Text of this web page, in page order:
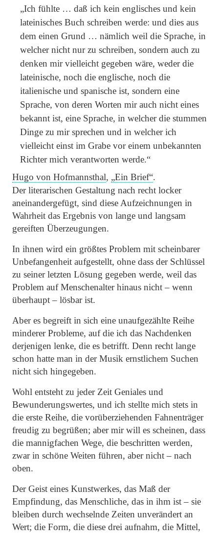
„Ich fühlte … daß ich kein englisches und kein
lateinisches Buch schreiben werde: und dies aus
dem einen Grund … nämlich weil die Sprache, in
welcher nicht nur zu schreiben, sondern auch zu
denken mir vielleicht gegeben wäre, weder die
lateinische, noch die englische, noch die
italienische und spanische ist, sondern eine
Sprache, von deren Worten mir auch nicht eines
bekannt ist, eine Sprache, in welcher die stummen
Dinge zu mir sprechen und in welcher ich
vielleicht einst im Grabe vor einem unbekannten
Richter mich verantworten werde.“
Hugo von Hofmannsthal, „Ein Brief“.
Der literarischen Gestaltung nach recht locker
aneinandergefügt, sind diese Aufzeichnungen in
Wahrheit das Ergebnis von lange und langsam
gereiften Überzeugungen.
In ihnen wird ein größtes Problem mit scheinbarer
Unbefangenheit aufgestellt, ohne dass der Schlüssel
zu seiner letzten Lösung gegeben werde, weil das
Problem auf Menschenalter hinaus nicht – wenn
überhaupt – lösbar ist.
Aber es begreift in sich eine unaufgezählte Reihe
minderer Probleme, auf die ich das Nachdenken
derjenigen lenke, die es betrifft. Denn recht lange
schon hatte man in der Musik ernstlichem Suchen
nicht sich hingegeben.
Wohl entsteht zu jeder Zeit Geniales und
Bewunderungswertes, und ich stellte mich stets in
die erste Reihe, die vorüberziehenden Fahnenträger
freudig zu begrüßen; aber mir will es scheinen, dass
die mannigfachen Wege, die beschritten werden,
zwar in schöne Weiten führen, aber nicht – nach
oben.
Der Geist eines Kunstwerkes, das Maß der
Empfindung, das Menschliche, das in ihm ist – sie
bleiben durch wechselnde Zeiten unverändert an
Wert; die Form, die diese drei aufnahm, die Mittel,